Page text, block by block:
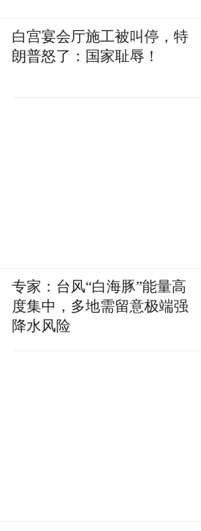
白宫宴会厅施工被叫停，特
朗普怒了：国家耻辱！
专家：台风“白海豚”能量高
度集中，多地需留意极端强
降水风险